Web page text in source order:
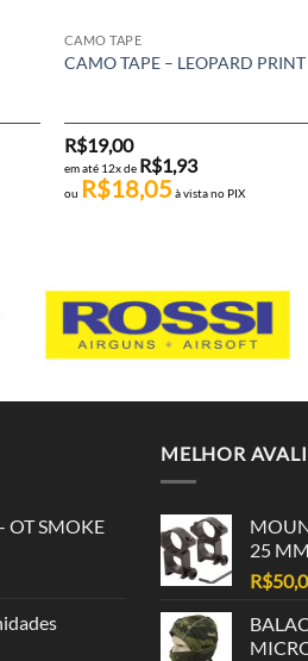
CAMO TAPE
CAMO TAPE – LEOPARD PRINT
R$19,00
em até 12x de R$1,93
ou R$18,05 à vista no PIX
OT SMOKE
MELHOR
25
R$